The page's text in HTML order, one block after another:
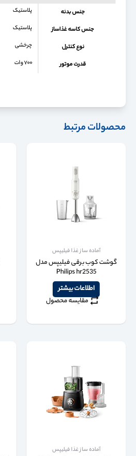
جنس بدنه پلاستیک
جنس کاسه غذاساز پلاستیک
نوع کنترل چرخشی
قدرت موتور ۷۰۰ وات
محصولات مرتبط
آماده ساز غذا فیلیپس
گوشت کوب برقی فیلیپس مدل
Philips hr2535
اطلاعات بیشتر
مقایسه محصول
آماده ساز غذا فیلیپس